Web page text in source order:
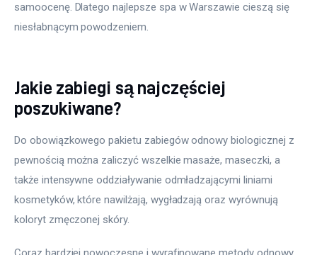
samoocenę. Dlatego najlepsze spa w Warszawie cieszą się
niesłabnącym powodzeniem.
Jakie zabiegi są najczęściej
poszukiwane?
Do obowiązkowego pakietu zabiegów odnowy biologicznej z
pewnością można zaliczyć wszelkie masaże, maseczki, a
także intensywne oddziaływanie odmładzającymi liniami
kosmetyków, które nawilżają, wygładzają oraz wyrównują
koloryt zmęczonej skóry.